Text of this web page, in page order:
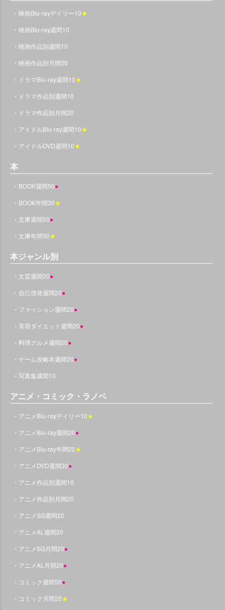
・映画Blu-rayデイリー10★
・映画Blu-ray週間10
・映画作品別週間10
・映画作品別月間20
・ドラマBlu-ray週間10★
・ドラマ作品別週間10
・ドラマ作品別月間20
・アイドルBlu-ray週間10★
・アイドルDVD週間10★
本
・BOOK週間50●
・BOOK年間30★
・文庫週間50●
・文庫年間30★
本ジャンル別
・文芸週間20●
・自己啓発週間20●
・ファッション週間20●
・美容ダイエット週間20●
・料理グルメ週間20●
・ゲーム攻略本週間20●
・写真集週間10
アニメ・コミック・ラノベ
・アニメBlu-rayデイリー10★
・アニメBlu-ray週間20●
・アニメBlu-ray年間20★
・アニメDVD週間30●
・アニメ作品別週間10
・アニメ作品別月間20
・アニメSG週間20
・アニメAL週間20
・アニメSG月間20●
・アニメAL月間20●
・コミック週間50●
・コミック月間20★